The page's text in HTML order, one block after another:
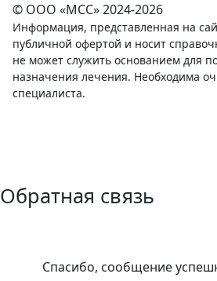
© ООО «МСС» 2024-2026
Информация, представленная на
публичной офертой и носит
не может служить основанием для
назначения лечения. Необходима
специалиста.
Обратная связь
Спасибо, сообщение